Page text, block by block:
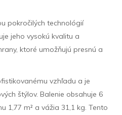
pokročilých technológií
jeho vysokú kvalitu a
ktoré umožňujú presnú a
vzhľadu a je
štýlov. Balenie obsahuje 6
1,77 m² a vážia 31,1 kg. Tento